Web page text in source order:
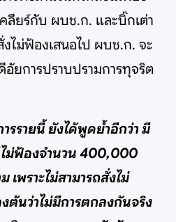
คลียร์กับ ผบช.ก. และบิ๊กเต่า
งไม่ฟ้องเสนอไป ผบช.ก. จะ
ยการปราบปรามการทุจริต
รายนี้ ยังได้พูดย้ำอีกว่า มี
ไม่ฟ้องจำนวน 400,000
เพราะไม่สามารถสั่งไม่
ต้นว่าไม่มีการตกลงกันจริง